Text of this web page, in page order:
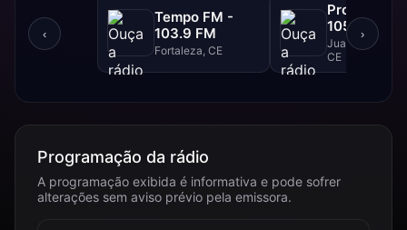
‹
Tempo FM -
103.9 FM
Fortaleza, CE
Progresso
105.1 FM
Juazeiro Do
CE
›
Programação da rádio
A programação exibida é informativa e pode sofrer
alterações sem aviso prévio pela emissora.